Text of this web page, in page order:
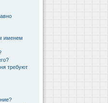
именем
требуют